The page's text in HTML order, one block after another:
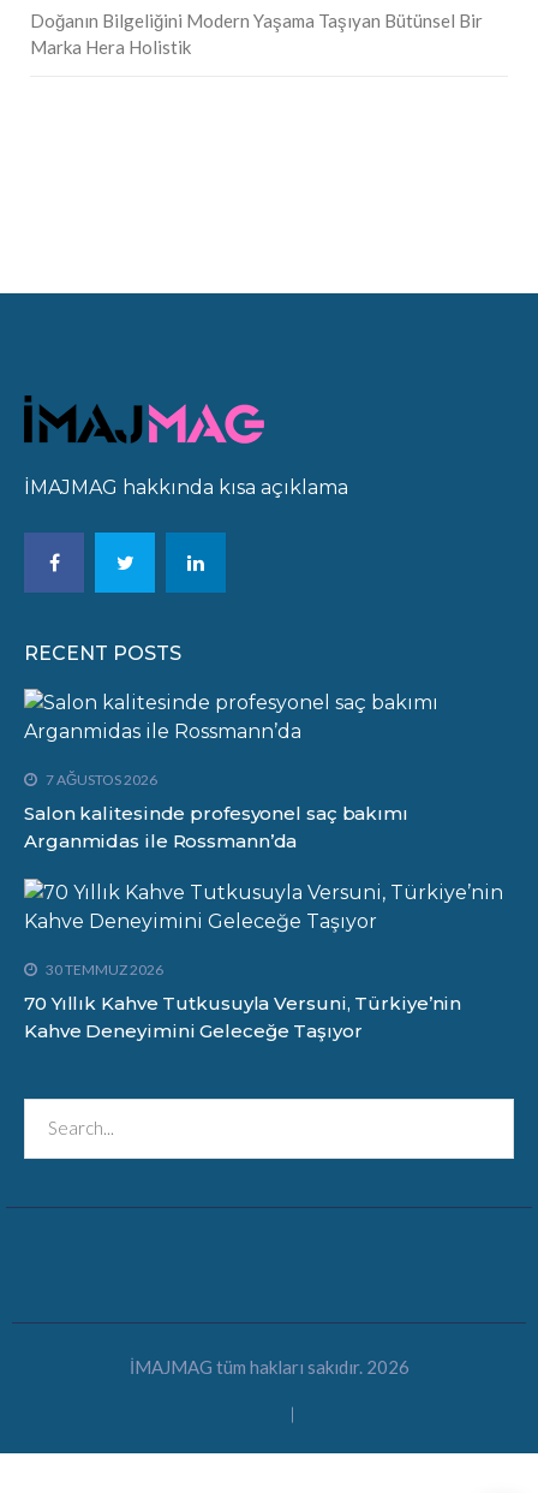
Doğanın Bilgeliğini Modern Yaşama Taşıyan Bütünsel Bir
Marka Hera Holistik
İMAJMAG hakkında kısa açıklama
RECENT POSTS
7 AĞUSTOS 2026
Salon kalitesinde profesyonel saç bakımı
Arganmidas ile Rossmann’da
30 TEMMUZ 2026
70 Yıllık Kahve Tutkusuyla Versuni, Türkiye’nin
Kahve Deneyimini Geleceğe Taşıyor
İMAJMAG tüm hakları sakıdır. 2026